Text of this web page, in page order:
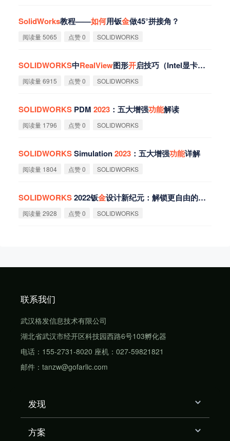
SolidWorks教程——如何用钣金做45°拼接角？
阅读量 5065 点赞 0 SOLIDWORKS
SOLIDWORKS中RealView图形开启技巧（Intel显卡适用）
阅读量 6915 点赞 0 SOLIDWORKS
SOLIDWORKS PDM 2023 ：五大增强功能解读
阅读量 1796 点赞 0 SOLIDWORKS
SOLIDWORKSSimulation2023 ：五大增强功能详解
阅读量 1804 点赞 0 SOLIDWORKS
SOLIDWORKS2022钣金设计新纪元：解锁更自由的展
阅读量 2928 点赞 0 SOLIDWORKS
联系我们
武汉格发信息技术有限公司
湖北省武汉市经开区科技园西路6号103孵化器
电话：155-2731-8020 座机：027-59821821
邮件：tanzw@gofarlic.com
发现
方案